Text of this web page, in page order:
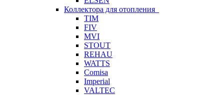
Коллектора для отопления
TIM
FIV
MVI
STOUT
REHAU
WATTS
Comisa
Imperial
VALTEC